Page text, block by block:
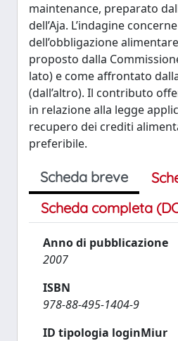
maintenance, preparato
dell’Aja. L’indagine
dell’obbligazione
proposto dalla
lato) e come affrontato
(dall’altro). Il contributo
in relazione alla legge
recupero dei crediti
preferibile.
Scheda breve
Scheda completa
Anno di pubblicazione
2007
ISBN
978-88-495-1404-9
ID tipologia loginMiur